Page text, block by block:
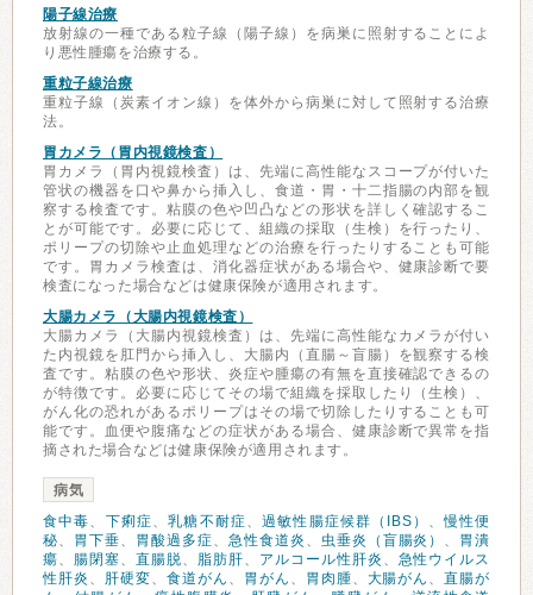
陽子線治療
放射線の一種である粒子線（陽子線）を病巣に照射することによ
り悪性腫瘍を治療する。
重粒子線治療
重粒子線（炭素イオン線）を体外から病巣に対して照射する治療
法。
胃カメラ（胃内視鏡検査）
胃カメラ（胃内視鏡検査）は、先端に高性能なスコープが付いた
管状の機器を口や鼻から挿入し、食道・胃・十二指腸の内部を観
察する検査です。粘膜の色や凹凸などの形状を詳しく確認するこ
とが可能です。必要に応じて、組織の採取（生検）を行ったり、
ポリープの切除や止血処理などの治療を行ったりすることも可能
です。胃カメラ検査は、消化器症状がある場合や、健康診断で要
検査になった場合などは健康保険が適用されます。
大腸カメラ（大腸内視鏡検査）
大腸カメラ（大腸内視鏡検査）は、先端に高性能なカメラが付い
た内視鏡を肛門から挿入し、大腸内（直腸～盲腸）を観察する検
査です。粘膜の色や形状、炎症や腫瘍の有無を直接確認できるの
が特徴です。必要に応じてその場で組織を採取したり（生検）、
がん化の恐れがあるポリープはその場で切除したりすることも可
能です。血便や腹痛などの症状がある場合、健康診断で異常を指
摘された場合などは健康保険が適用されます。
病気
食中毒、 下痢症、乳糖不耐症、過敏性腸症候群（IBS） 、慢性便
秘、 胃下垂、 胃酸過多症、 急性食道炎 、 虫垂炎（盲腸炎） 、 胃潰
瘍、 腸閉塞、 直腸脱、 脂肪肝、 アルコール性肝炎 、 急性ウイルス
性肝炎 、 肝硬変、 食道がん 、 胃がん 、 胃肉腫、 大腸がん 、直腸が